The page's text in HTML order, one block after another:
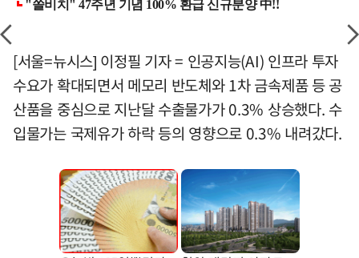
[서울=뉴시스] 이정필 기자 = 인공지능(AI) 인프라 투자
수요가 확대되면서 메모리 반도체와 1차 금속제품 등 공
산품을 중심으로 지난달 수출물가가 0.3% 상승했다. 수
입물가는 국제유가 하락 등의 영향으로 0.3% 내려갔다.